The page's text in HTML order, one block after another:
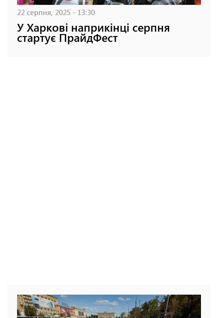
22 серпня, 2025 - 13:30
У Харкові наприкінці серпня
стартує ПрайдФест